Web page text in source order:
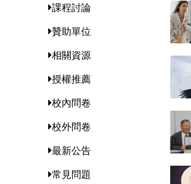
課程討論
贊助單位
相關資源
授權推薦
校內問卷
校外問卷
最新公告
常見問題